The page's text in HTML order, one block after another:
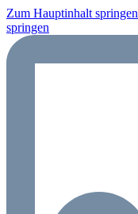
Zum Hauptinhalt springen
springen